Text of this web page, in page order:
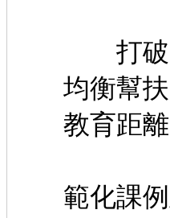
打破資
均衡幫
教育距
將大
範化課